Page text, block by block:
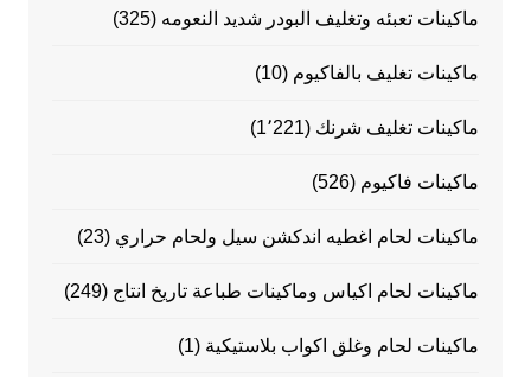
ماكينات تعبئه وتغليف البودر شديد النعومه (325)
ماكينات تغليف بالفاكيوم (10)
ماكينات تغليف شرنك (1٬221)
ماكينات فاكيوم (526)
ماكينات لحام اغطيه اندكشن سيل ولحام حراري (23)
ماكينات لحام اكياس وماكينات طباعة تاريخ انتاج (249)
ماكينات لحام وغلق اكواب بلاستيكية (1)